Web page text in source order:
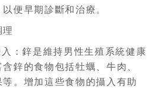
便早期診斷和治療。
理
：鋅是維持男性生殖系統健康
鋅的食物包括牡蠣、牛肉、
。增加這些食物的攝入有助